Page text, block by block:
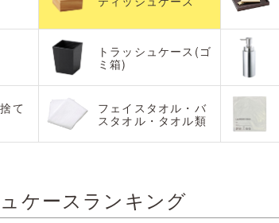
トラッシュケース(ゴ
ミ箱)
て
フェイスタオル・バ
スタオル・タオル類
ケースランキング